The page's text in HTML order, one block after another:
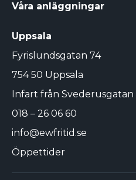
Våra anläggningar
Uppsala
Fyrislundsgatan 74
754 50 Uppsala
Infart från Svederusgatan
018 – 26 06 60
info@ewfritid.se
Öppettider